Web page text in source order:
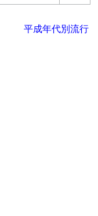
平成年代別流行